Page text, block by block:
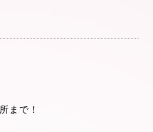
まで！